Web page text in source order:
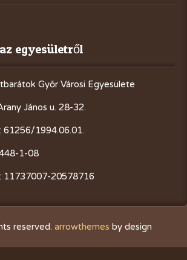
az egyesületről
Győr Városi Egyesülete
János u. 28-32.
61256/1994.06.01.
1-08
11737007-20578716
reserved. arrowthemes by design